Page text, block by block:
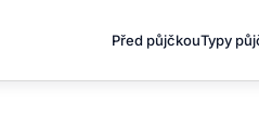
Před půjčkouTypy